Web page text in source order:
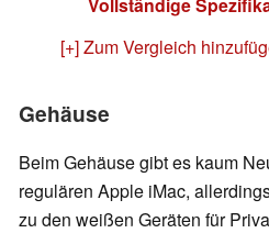
[+] Zum Vergleich
Gehäuse
Beim Gehäuse gibt es kaum
regulären Apple iMac,
zu den weißen Geräten für